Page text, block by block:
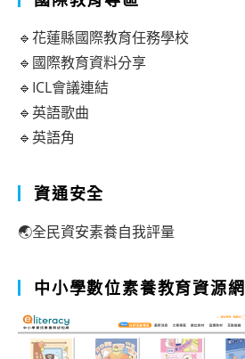
🔹花蓮縣國際教育任務學校
🔹國際教育資料分享
🔹ICL會議連結
🔹英語歌曲
🔹英語角
資通安全
🌏全民資安素養自我評量
中小學數位素養教育資源網